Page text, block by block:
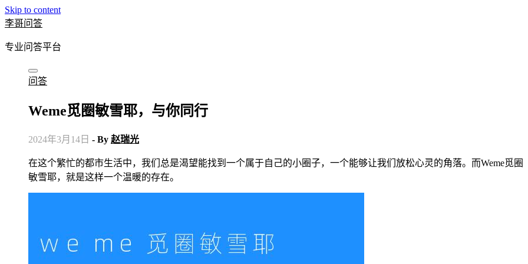
Skip to content
李哥问答
专业问答平台
问答
Weme觅圈敏雪耶，与你同行
2024年3月14日 - By 赵瑞光
在这个繁忙的都市生活中，我们总是渴望能找到一个属于自己的小圈子，一个能够让我们放松心灵的角落。而Weme觅圈
敏雪耶，就是这样一个温暖的存在。